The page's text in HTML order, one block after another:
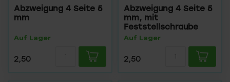
Abzweigung 4 Seite 5
mm
Auf Lager
2,50
Abzweigung 4 Seite 5
mm, mit
Feststellschraube
Auf Lager
2,50